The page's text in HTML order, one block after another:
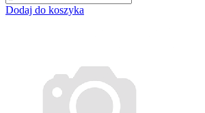
Dodaj do koszyka